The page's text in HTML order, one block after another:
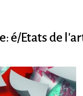
é/Etats de